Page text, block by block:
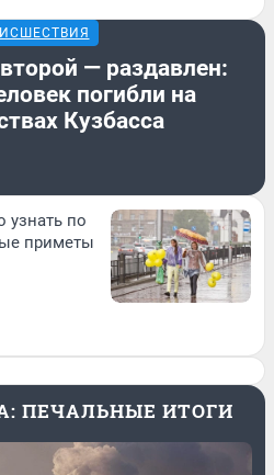
— раздавлен:
погибли на
Кузбасса
узнать по
приметы
ПЕЧАЛЬНЫЕ ИТОГИ